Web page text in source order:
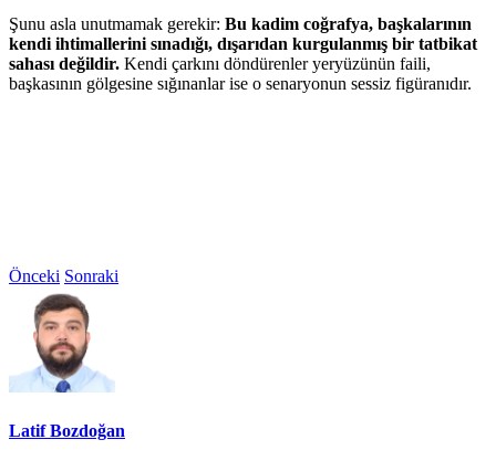
Şunu asla unutmamak gerekir: Bu kadim coğrafya, başkalarının
kendi ihtimallerini sınadığı, dışarıdan kurgulanmış bir tatbikat
sahası değildir. Kendi çarkını döndürenler yeryüzünün faili,
başkasının gölgesine sığınanlar ise o senaryonun sessiz figüranıdır.
Önceki Sonraki
Latif Bozdoğan